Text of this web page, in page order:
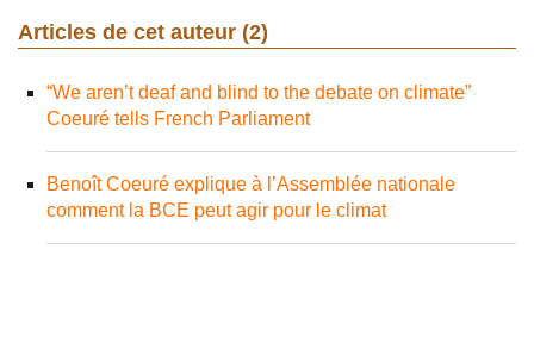
Articles de cet auteur (2)
“We aren’t deaf and blind to the debate on climate”
Coeuré tells French Parliament
Benoît Coeuré explique à l’Assemblée nationale
comment la BCE peut agir pour le climat